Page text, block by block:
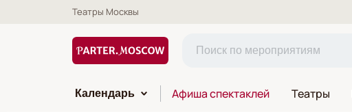
Театры Москвы
Календарь Афиша спектаклей Театры